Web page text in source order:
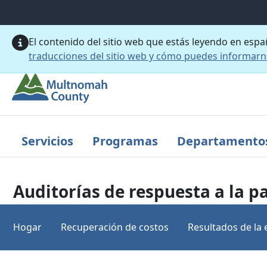
El contenido del sitio web que estás leyendo en
traducciones del sitio web y cómo puedes
Servicios Programas
Auditorías de respuesta a la
Hogar Recuperación de costos Resultados de la